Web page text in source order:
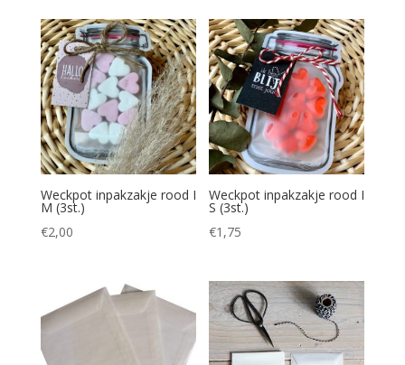
Weckpot inpakzakje rood I
M (3st.)
€2,00
Weckpot inpakzakje rood I
S (3st.)
€1,75